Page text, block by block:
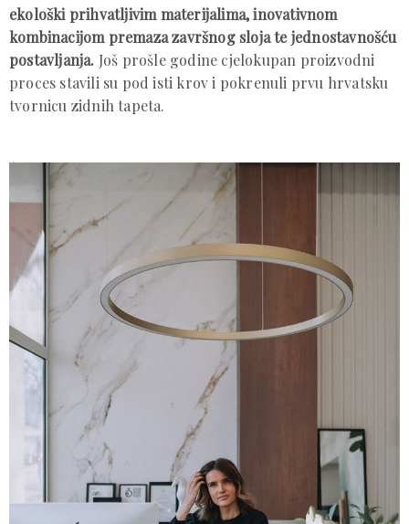
ekološki prihvatljivim materijalima, inovativnom
kombinacijom premaza završnog sloja te jednostavnošću
postavljanja. Još prošle godine cjelokupan proizvodni
proces stavili su pod isti krov i pokrenuli prvu hrvatsku
tvornicu zidnih tapeta.